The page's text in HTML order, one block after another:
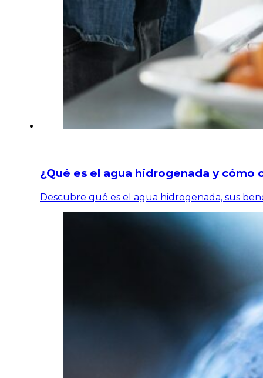
¿Qué es el agua hidrogenada y cómo
Descubre qué es el agua hidrogenada, sus